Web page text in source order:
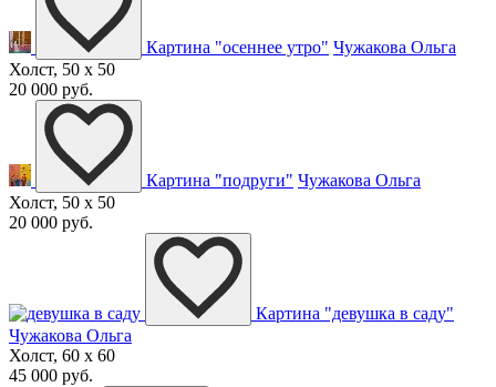
Картина "осеннее утро" Чужакова Ольга
Холст, 50 x 50
20 000 руб.
Картина "подруги" Чужакова Ольга
Холст, 50 x 50
20 000 руб.
Картина "девушка в саду"
Чужакова Ольга
Холст, 60 x 60
45 000 руб.